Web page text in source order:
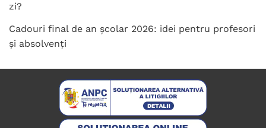
zi?
Cadouri final de an școlar 2026: idei pentru profesori
și absolvenți